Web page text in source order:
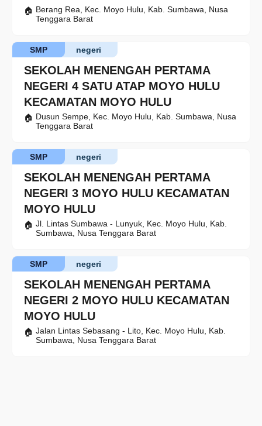
Berang Rea, Kec. Moyo Hulu, Kab. Sumbawa, Nusa
Tenggara Barat
SEKOLAH MENENGAH PERTAMA
NEGERI 4 SATU ATAP MOYO HULU
KECAMATAN MOYO HULU
negeri
SMP
Dusun Sempe, Kec. Moyo Hulu, Kab. Sumbawa, Nusa
Tenggara Barat
SEKOLAH MENENGAH PERTAMA
NEGERI 3 MOYO HULU KECAMATAN
MOYO HULU
negeri
SMP
Jl. Lintas Sumbawa - Lunyuk, Kec. Moyo Hulu, Kab.
Sumbawa, Nusa Tenggara Barat
SEKOLAH MENENGAH PERTAMA
NEGERI 2 MOYO HULU KECAMATAN
MOYO HULU
negeri
SMP
Jalan Lintas Sebasang - Lito, Kec. Moyo Hulu, Kab.
Sumbawa, Nusa Tenggara Barat